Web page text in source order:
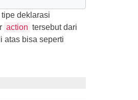
deklarasi
action tersebut dari
atas bisa seperti